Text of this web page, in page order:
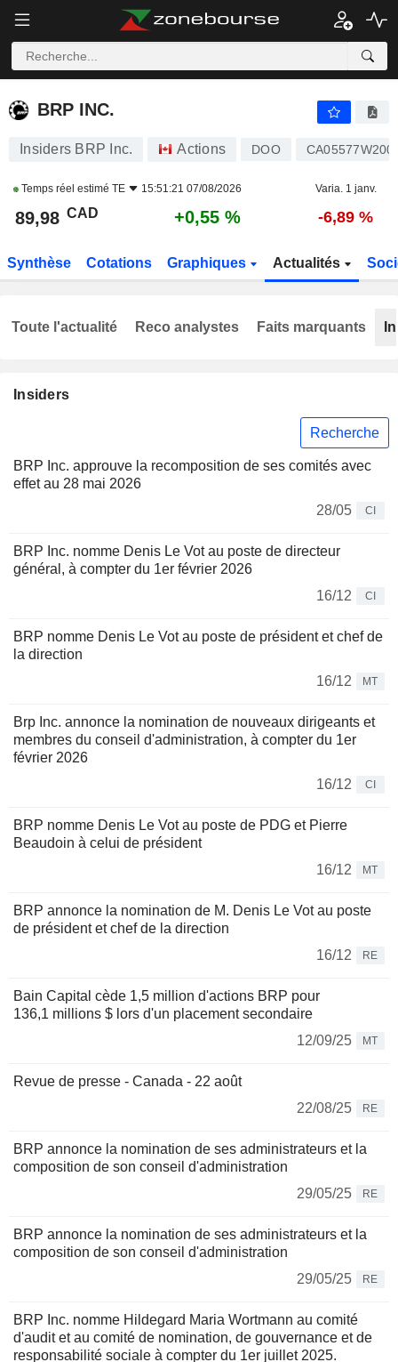
BRP INC.
BRP INC.
Insiders BRP Inc. Actions DOO
Temps réel estimé TE 15:51:21 07/08/2026 Varia. 1 janv.
89,98 CAD +0,55 % -6,89 %
Synthèse Cotations Graphiques Actualités
Insiders
Recherche
BRP Inc. approuve la recomposition de ses comités avec
effet au 28 mai 2026
28/05
CI
BRP Inc. nomme Denis Le Vot au poste de directeur
général, à compter du 1er février 2026
16/12
CI
BRP nomme Denis Le Vot au poste de président et chef de
la direction
16/12
MT
Brp Inc. annonce la nomination de nouveaux dirigeants et
membres du conseil d'administration, à compter du 1er
février 2026
16/12
CI
BRP nomme Denis Le Vot au poste de PDG et Pierre
Beaudoin à celui de président
16/12
MT
BRP annonce la nomination de M. Denis Le Vot au poste
de président et chef de la direction
16/12
RE
Bain Capital cède 1,5 million d'actions BRP pour
136,1 millions $ lors d'un placement secondaire
12/09/25
MT
Revue de presse - Canada - 22 août
22/08/25
RE
BRP annonce la nomination de ses administrateurs et la
composition de son conseil d'administration
29/05/25
RE
BRP annonce la nomination de ses administrateurs et la
composition de son conseil d'administration
29/05/25
RE
BRP Inc. nomme Hildegard Maria Wortmann au comité
d'audit et au comité de nomination, de gouvernance et de
responsabilité sociale à compter du 1er juillet 2025.
Toute l'actualité Reco analystes Faits marquants